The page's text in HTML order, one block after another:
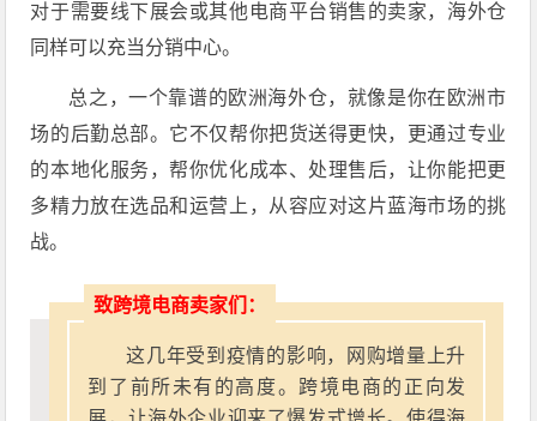
对于需要线下展会或其他电商平台销售的卖家，海外仓
同样可以充当分销中心。
总之，一个靠谱的欧洲海外仓，就像是你在欧洲市
场的后勤总部。它不仅帮你把货送得更快，更通过专业
的本地化服务，帮你优化成本、处理售后，让你能把更
多精力放在选品和运营上，从容应对这片蓝海市场的挑
战。
致跨境电商卖家们：
这几年受到疫情的影响，网购增量上升
到了前所未有的高度。跨境电商的正向发